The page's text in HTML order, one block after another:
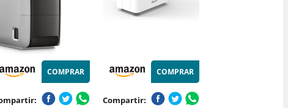
COMPRAR COMPRAR
Compartir: